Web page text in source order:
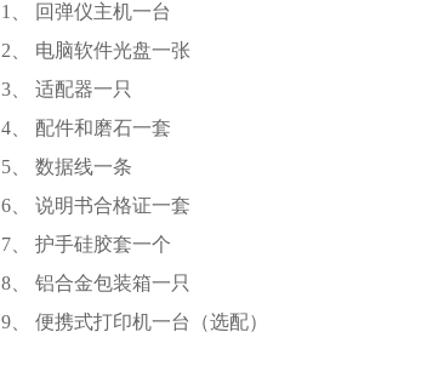
1、 回弹仪主机一台
2、 电脑软件光盘一张
3、 适配器一只
4、 配件和磨石一套
5、 数据线一条
6、 说明书合格证一套
7、 护手硅胶套一个
8、 铝合金包装箱一只
9、 便携式打印机一台（选配）